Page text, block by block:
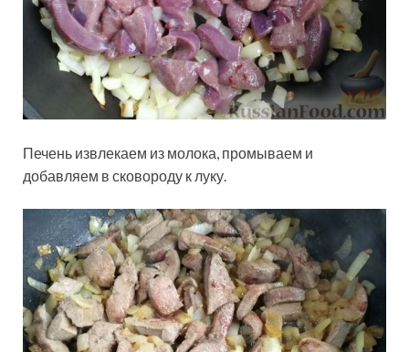
Печень извлекаем из молока, промываем и
добавляем в сковороду к луку.